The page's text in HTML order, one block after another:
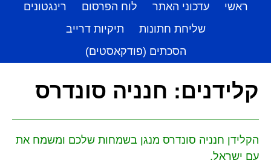
ראשי עדכוני האתר לוח הפרסום
רינגטונים
שליחת חתונות
תיקיות דרייב
הסכתים (פודקאסטים)
קלידנים: חנניה סונדרס
הקלידן חנניה סונדרס מנגן בשמחות שלכם ומשמח את
עם ישראל.